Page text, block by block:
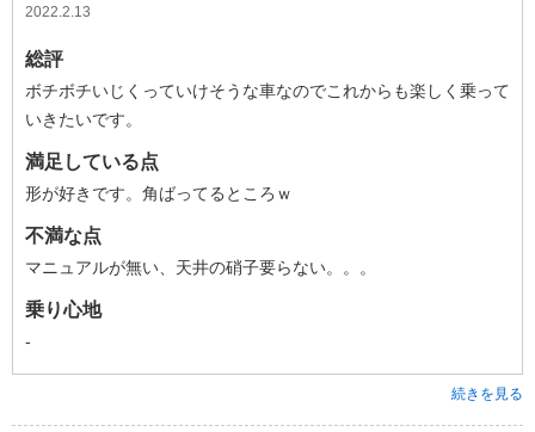
2022.2.13
総評
ボチボチいじくっていけそうな車なのでこれからも楽しく乗って
いきたいです。
満足している点
形が好きです。角ばってるところｗ
不満な点
マニュアルが無い、天井の硝子要らない。。。
乗り心地
-
続きを見る